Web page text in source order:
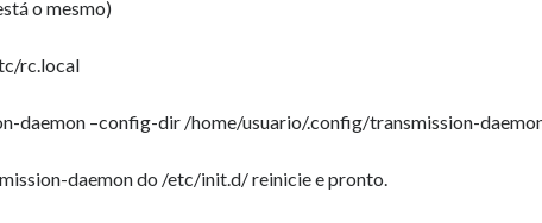
o mesmo)
rc.local
daemon –config-dir /home/usuario/.config/transmission-
daemon do /etc/init.d/ reinicie e pronto.